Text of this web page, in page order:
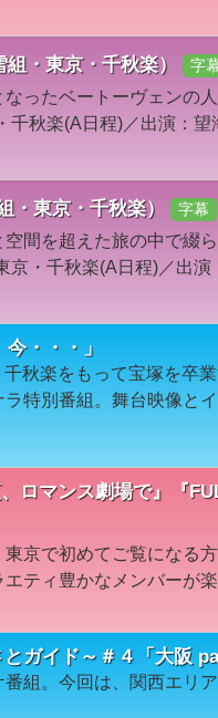
・東京・千秋楽） 字
ったベートーヴェンの
千秋楽(A日程)／出演：望
・東京・千秋楽） 字幕
間を超えた旅の中で綴
京・千秋楽(A日程)／出演
・・・」
秋楽をもって宝塚を卒
特別番組。舞台映像と
ロマンス劇場で』『
京で初めてご覧になる
ティ豊かなメンバーが楽
ガイド～＃４「大阪
組。今回は、関西エリ